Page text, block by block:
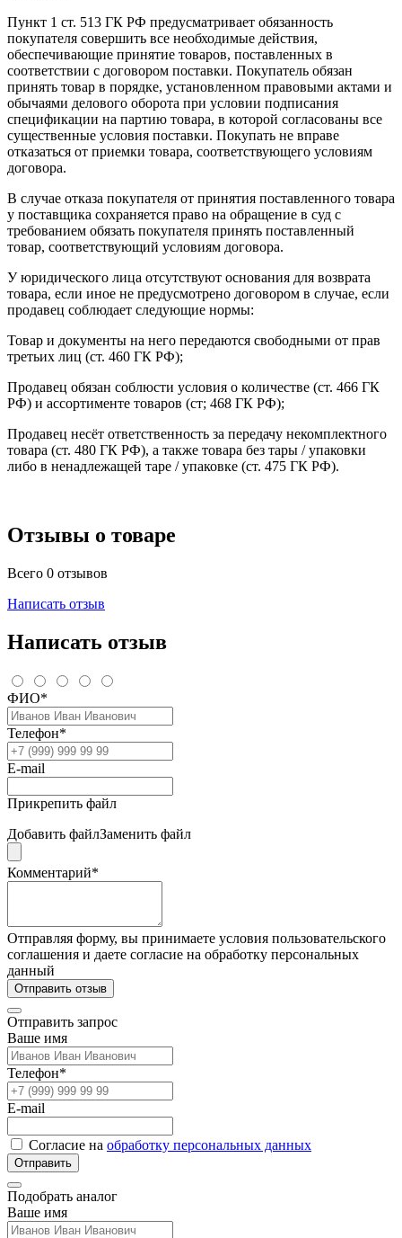
Пункт 1 ст. 513 ГК РФ предусматривает обязанность
покупателя совершить все необходимые действия,
обеспечивающие принятие товаров, поставленных в
соответствии с договором поставки. Покупатель обязан
принять товар в порядке, установленном правовыми актами и
обычаями делового оборота при условии подписания
спецификации на партию товара, в которой согласованы все
существенные условия поставки. Покупать не вправе
отказаться от приемки товара, соответствующего условиям
договора.
В случае отказа покупателя от принятия поставленного товара
у поставщика сохраняется право на обращение в суд с
требованием обязать покупателя принять поставленный
товар, соответствующий условиям договора.
У юридического лица отсутствуют основания для возврата
товара, если иное не предусмотрено договором в случае, если
продавец соблюдает следующие нормы:
Товар и документы на него передаются свободными от прав
третьих лиц (ст. 460 ГК РФ);
Продавец обязан соблюсти условия о количестве (ст. 466 ГК
РФ) и ассортименте товаров (ст; 468 ГК РФ);
Продавец несёт ответственность за передачу некомплектного
товара (ст. 480 ГК РФ), а также товара без тары / упаковки
либо в ненадлежащей таре / упаковке (ст. 475 ГК РФ).
Отзывы о товаре
Всего 0 отзывов
Написать отзыв
Написать отзыв
ФИО*
Телефон*
E-mail
Прикрепить файл
Добавить файлЗаменить файл
Комментарий*
Отправляя форму, вы принимаете условия пользовательского
соглашения и даете согласие на обработку персональных
данный
Отправить отзыв
Отправить запрос
Ваше имя
Телефон*
E-mail
Согласие на обработку персональных данных
Отправить
Подобрать аналог
Ваше имя